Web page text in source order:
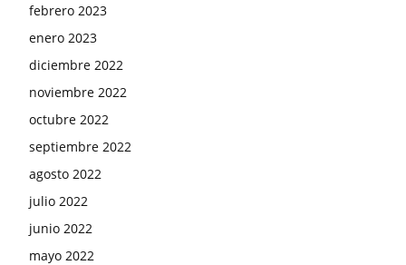
febrero 2023
enero 2023
diciembre 2022
noviembre 2022
octubre 2022
septiembre 2022
agosto 2022
julio 2022
junio 2022
mayo 2022